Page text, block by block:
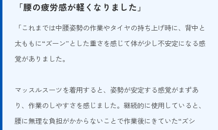
「腰の疲労感が軽くなりました」
「これまでは中腰姿勢の作業やタイヤの持ち上げ時に、背中と
太ももに“ズーン”とした重さを感じて体が少し不安定になる感
覚がありました。
マッスルスーツを着用すると、姿勢が安定する感覚がまずあ
り、作業のしやすさを感じました。継続的に使用していると、
腰に無理な負担がかからないことで作業後にきていた“ズシ